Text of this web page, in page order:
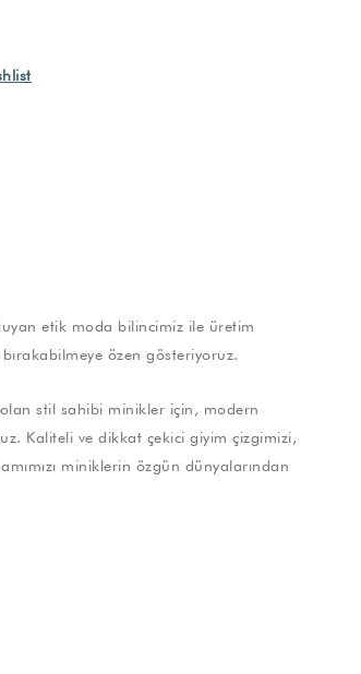
etik moda bilincimiz ile üretim
özen gösteriyoruz.
stil sahibi minikler için, modern
Kaliteli ve dikkat çekici giyim çizgimizi,
miniklerin özgün dünyalarından